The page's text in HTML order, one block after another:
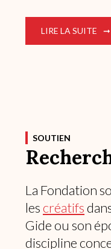
LIRE LA SUITE
SOUTIEN
La Fondation
les créatifs
Gide ou son
discipline